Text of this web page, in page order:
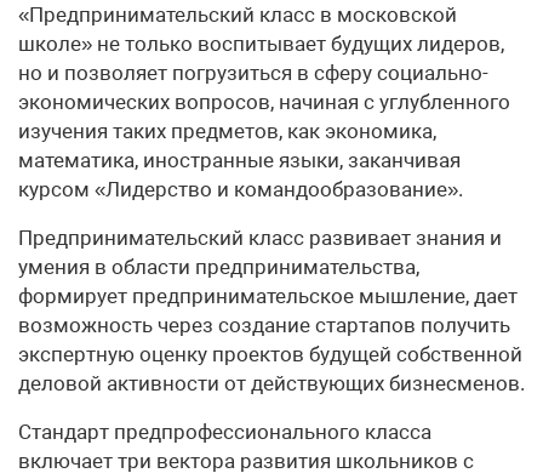
«Предпринимательский класс в московской
школе» не только воспитывает будущих лидеров,
но и позволяет погрузиться в сферу социально-
экономических вопросов, начиная с углубленного
изучения таких предметов, как экономика,
математика, иностранные языки, заканчивая
курсом «Лидерство и командо­образование».
Предпринимательский класс развивает знания и
умения в области предпринимательства,
формирует предпринимательское мышление, дает
возможность через создание стартапов получить
экспертную оценку проектов будущей собственной
деловой активности от действующих бизнесменов.
Стандарт предпрофессионального класса
включает три вектора развития школьников с